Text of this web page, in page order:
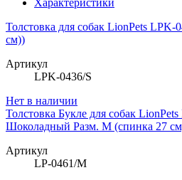
Толстовка для собак LionPets LPK-
см))
Артикул
LPK-0436/S
Нет в наличии
Толстовка Букле для собак
Шоколадный Разм. M (спинка 27
Артикул
LP-0461/M